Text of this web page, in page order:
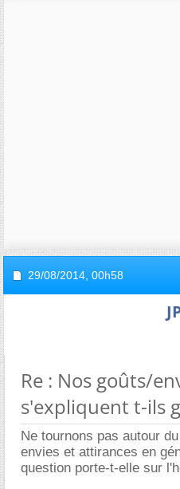
29/08/2014, 00h58
Re : Nos goûts/
s'expliquent t-ils
Ne tournons pas autour
envies et attirances en
question porte-t-elle sur